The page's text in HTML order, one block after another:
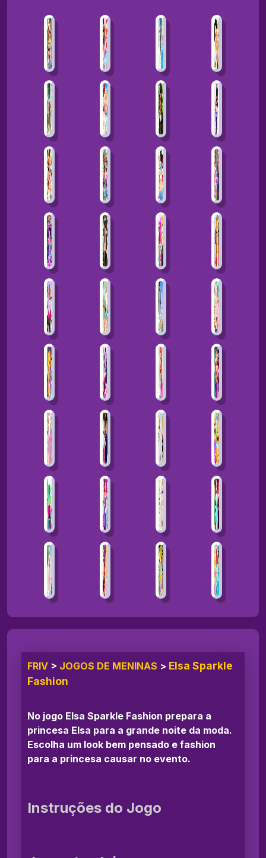
FRIV > JOGOS DE MENINAS > Elsa Sparkle
Fashion
No jogo Elsa Sparkle Fashion prepara a
princesa Elsa para a grande noite da moda.
Escolha um look bem pensado e fashion
para a princesa causar no evento.
Instruções do Jogo